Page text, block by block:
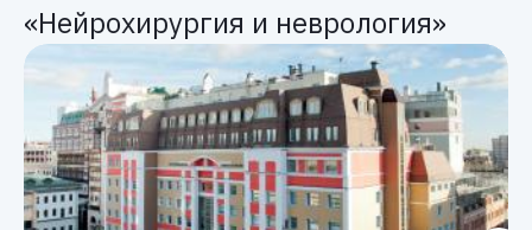
«Нейрохирургия и неврология»